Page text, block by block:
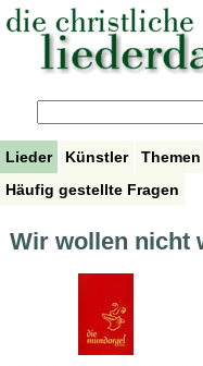
Lieder Künstler Themen
Häufig gestellte Fragen
Wir wollen nicht